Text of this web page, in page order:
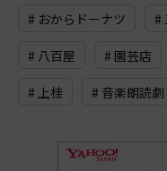
# おからドーナツ #
# 八百屋 # 園芸店
# 上桂 # 音楽朗読劇